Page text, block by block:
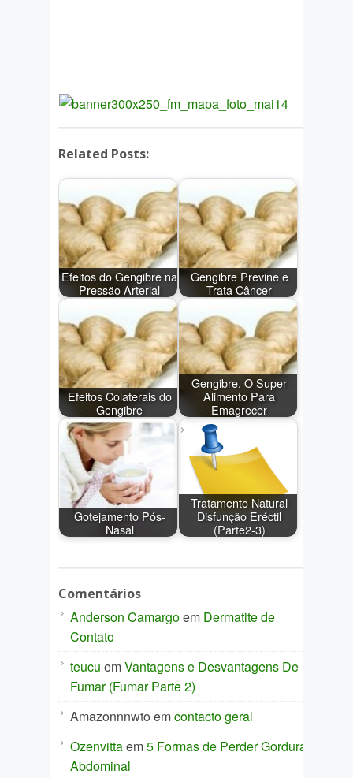
Related Posts:
Efeitos do Gengibre na
Pressão Arterial
Gengibre Previne e
Trata Câncer
Efeitos Colaterais do
Gengibre
Gengibre, O Super
Alimento Para
Emagrecer
Gotejamento Pós-
Nasal
Tratamento Natural
Disfunção Eréctil
(Parte2-3)
Comentários
Anderson Camargoem Dermatite de
Contato
teucu emVantagens e Desvantagens De
Fumar (Fumar Parte 2)
Amazonnnwto emcontacto geral
Ozenvittaem5 Formas de Perder Gordura
Abdominal